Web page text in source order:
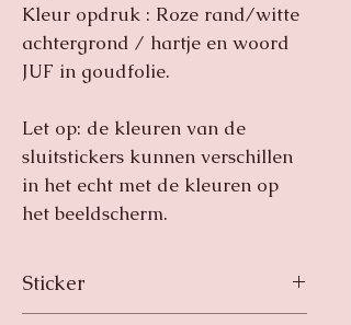
Kleur opdruk : Roze rand/witte
achtergrond / hartje en woord
JUF in goudfolie.
Let op: de kleuren van de
sluitstickers kunnen verschillen
in het echt met de kleuren op
het beeldscherm.
Sticker